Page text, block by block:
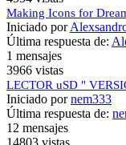
Making Icons for
Iniciado por
Última respuesta de:
1 mensajes
3966 vistas
LECTOR uSD "
Iniciado pornem333
Última respuesta de:
12 mensajes
14803 vistas